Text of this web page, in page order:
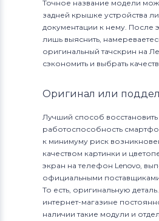
Точное название модели
задней крышке устройства
документации к нему. После
лишь выяснить,
оригинальный тачскрин на
сэкономить и выбрать
Оригинал или
Лучший способ
работоспособность
к минимуму риск
качеством картинки и
экран на телефон Lenovo,
официальными
То есть, оригинальную
интернет-магазине
наличии такие модули и